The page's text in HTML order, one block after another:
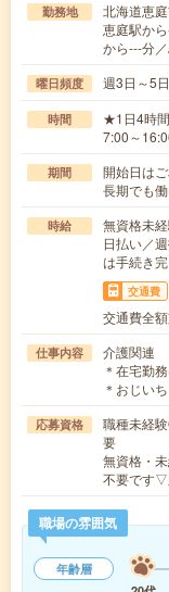
勤務地
北海道恵
恵庭駅か
から---分
曜日頻度 週3日～5
時間
★1日4時
7:00～
期間
開始日は
長期でも働
時給
無資格未
日払い／
は手続き
交通費
交通費全
仕事内容
介護関連
＊在宅勤
＊おじい
応募資格
職種未経
要
無資格・
不要です▽
職場の雰囲気
年齢層